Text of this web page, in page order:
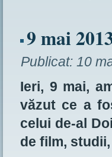
9 mai
Publicat: 10
Ieri, 9 mai,
văzut ce a
celui de-al
de film,